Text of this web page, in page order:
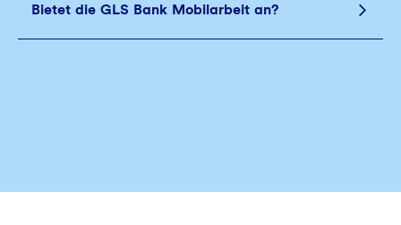
Bietet die GLS Bank Mobilarbeit an?